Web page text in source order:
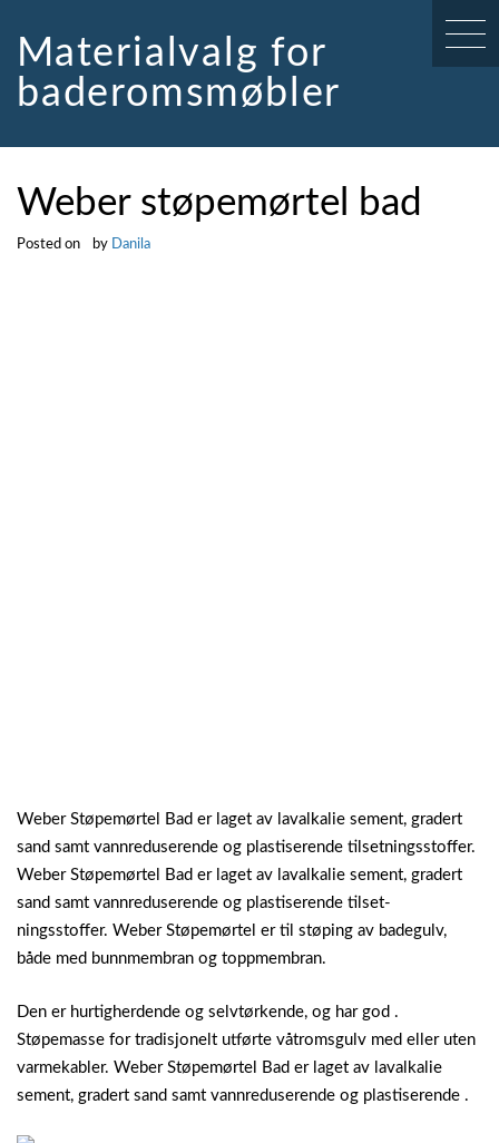
contentMaterialvalg for
baderomsmøbler
Weber støpemørtel bad
Posted on by Danila
Weber Støpemørtel Bad er laget av lavalkalie sement, gradert
sand samt vannreduserende og plastiserende tilsetningsstoffer.
Weber Støpemørtel Bad er laget av lavalkalie sement, gradert
sand samt vannreduserende og plastiserende tilset-
ningsstoffer. Weber Støpemørtel er til støping av badegulv,
både med bunnmembran og toppmembran.
Den er hurtigherdende og selvtørkende, og har god .
Støpemasse for tradisjonelt utførte våtromsgulv med eller uten
varmekabler. Weber Støpemørtel Bad er laget av lavalkalie
sement, gradert sand samt vannreduserende og plastiserende .